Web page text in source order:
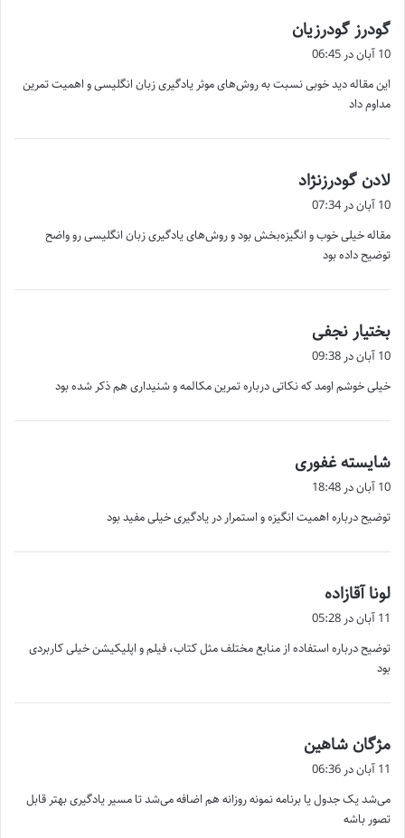
گودرز گودرزیان
:
10 آبان در 06:45
این مقاله دید خوبی نسبت به روش‌های موثر یادگیری زبان انگلیسی و اهمیت تمرین
مداوم داد
لادن گودرزنژاد
:
10 آبان در 07:34
مقاله خیلی خوب و انگیزه‌بخش بود و روش‌های یادگیری زبان انگلیسی رو واضح
توضیح داده بود
بختیار نجفی
:
10 آبان در 09:38
خیلی خوشم اومد که نکاتی درباره تمرین مکالمه و شنیداری هم ذکر شده بود
شایسته غفوری
:
10 آبان در 18:48
توضیح درباره اهمیت انگیزه و استمرار در یادگیری خیلی مفید بود
لونا آقازاده
ف
:
11 آبان در 05:28
توضیح درباره استفاده از منابع مختلف مثل کتاب، فیلم و اپلیکیشن خیلی کاربردی
بود
مژگان شاهین
:
11 آبان در 06:36
می‌شد یک جدول یا برنامه نمونه روزانه هم اضافه می‌شد تا مسیر یادگیری بهتر قابل
تصور باشه